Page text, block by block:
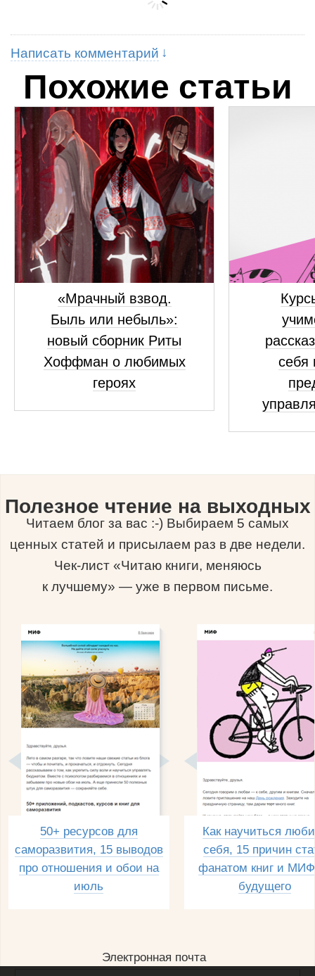
Написать комментарий
Похожие статьи
«Мрачный взвод.
Быль или небыль»:
новый сборник Риты
Хоффман о любимых
героях
себя
Полезное чтение на выходных
Читаем блог за вас :-) Выбираем 5 самых
ценных статей и присылаем раз в две недели.
Чек-лист «Читаю книги, меняюсь
к лучшему» — уже в первом письме.
50+ ресурсов для
саморазвития, 15 выводов
про отношения и обои на
июль
Как научиться
себя, 15 причин
фанатом книг и
будущего
Электронная почта